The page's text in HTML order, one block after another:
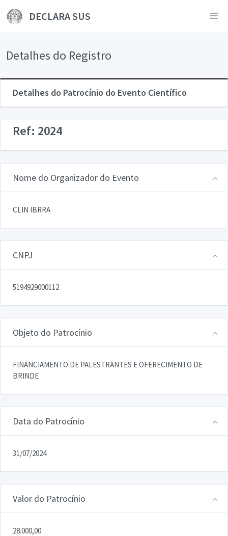
DECLARA SUS
Detalhes do Registro
Detalhes do Patrocínio do Evento Científico
Ref: 2024
Nome do Organizador do Evento
CLIN IBRRA
CNPJ
5194929000112
Objeto do Patrocínio
FINANCIAMENTO DE PALESTRANTES E OFERECIMENTO DE
BRINDE
Data do Patrocínio
31/07/2024
Valor do Patrocínio
28.000,00